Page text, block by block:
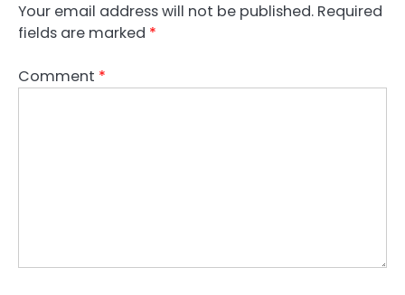
Your email address will not be published. Required
fields are marked *
Comment *